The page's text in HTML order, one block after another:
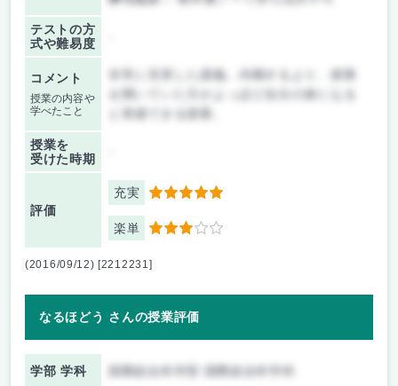
テストの方
式や難易度
コメント
授業の内容や
学べたこと
非常に充実した講義。内職するより、授業
授業を
受けた時期
評価
充実 5
楽単 3
(2016/09/12) [2212231]
なるほどう さんの授業評価
学部 学科 国際総合科学部 国際総合科学科